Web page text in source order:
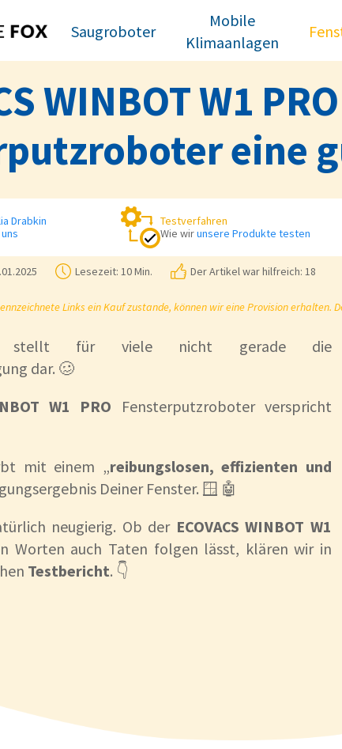
Saugroboter
Mobile
Klimaanlagen
WINBOT W1
eine
Drabkin
Testverfahren
Wie wirunsere Produkte testen
Lesezeit: 10 Min. Der Artikel war hilfreich: 18
Links ein Kauf zustande, können wir eine Provision erhalten.
stellt für viele nicht gerade die
dar. 🥴
W1 PRO Fensterputzroboter verspricht
mit einem „reibungslosen, effizienten und
Deiner Fenster. 🪟 🤖
neugierig. Ob der ECOVACS WINBOT W1
Worten auch Taten folgen lässt, klären wir in
Testbericht. 👇